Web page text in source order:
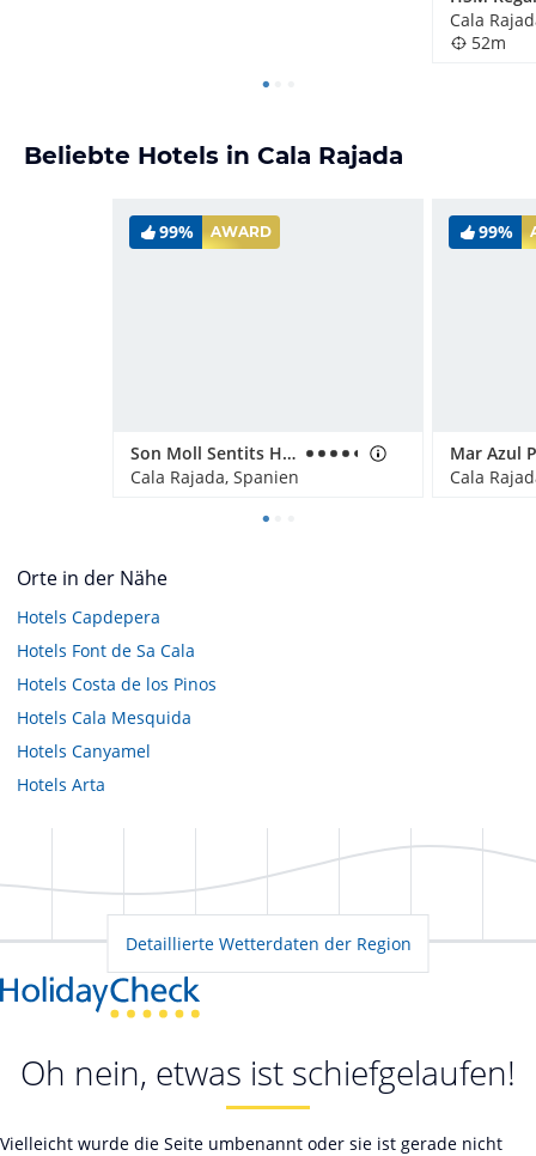
Cala
52m
Beliebte Hotels in Cala Rajada
99% AWARD
Son Moll Sentits Hotel & Spa
Cala Rajada, Spanien
99%
Cala
Orte in der Nähe
Hotels Capdepera
Hotels Font de Sa Cala
Hotels Costa de los Pinos
Hotels Cala Mesquida
Hotels Canyamel
Hotels Arta
Detaillierte Wetterdaten der Region
Oh nein, etwas ist schiefgelaufen!
Vielleicht wurde die Seite umbenannt oder sie ist gerade nicht